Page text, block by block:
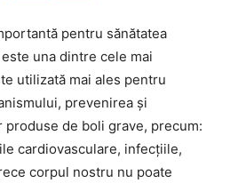
pentru sănătatea
una dintre cele mai
utilizată mai ales pentru
prevenirea și
de boli grave, precum:
cardiovasculare, infecțiile,
corpul nostru nu poate